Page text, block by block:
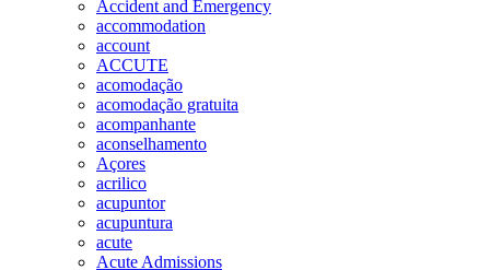
Accident and Emergency
accommodation
account
ACCUTE
acomodação
acomodação gratuita
acompanhante
aconselhamento
Açores
acrilico
acupuntor
acupuntura
acute
Acute Admissions